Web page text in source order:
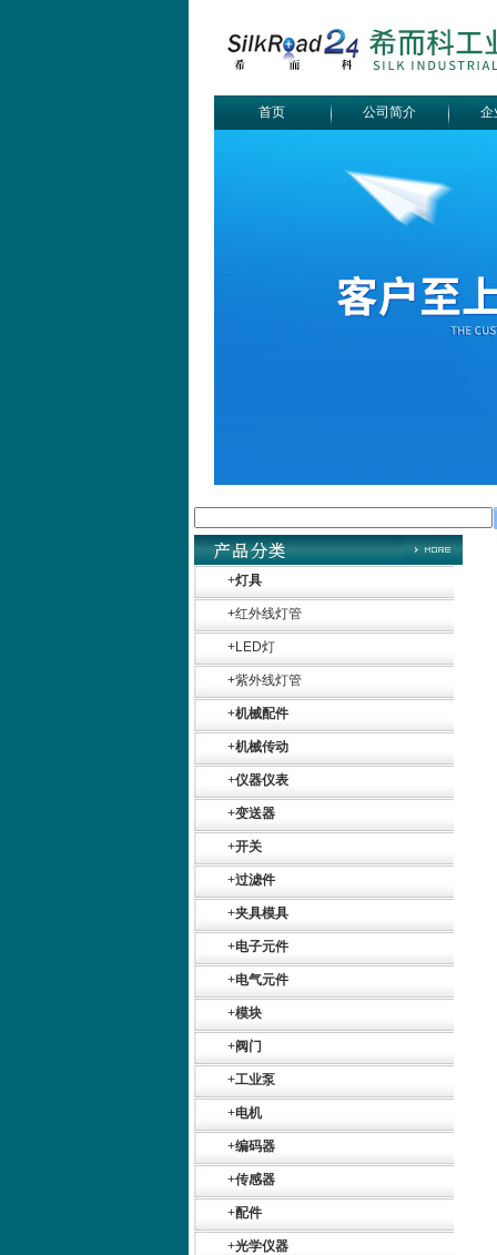
首页 公司简介 企
+灯具
+红外线灯管
+LED灯
+紫外线灯管
+机械配件
+机械传动
+仪器仪表
+变送器
+开关
+过滤件
+夹具模具
+电子元件
+电气元件
+模块
+阀门
+工业泵
+电机
+编码器
+传感器
+配件
+光学仪器
SR+KH-AFB AF24-